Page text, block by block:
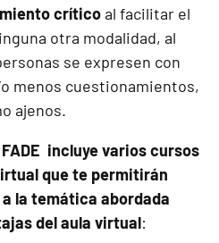
críticoal facilitar el
otra modalidad, al
se expresen con
menos cuestionamientos,
ajenos.
incluye varios cursos
que te permitirán
la temática abordada
del aula virtual: